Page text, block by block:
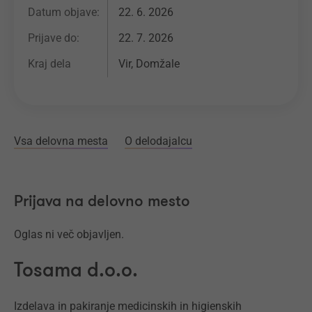
Datum objave:
22. 6. 2026
Prijave do:
22. 7. 2026
Kraj dela
Vir, Domžale
Vsa delovna mesta O delodajalcu
Prijava na delovno mesto
Oglas ni več objavljen.
Tosama d.o.o.
Izdelava in pakiranje medicinskih in higienskih